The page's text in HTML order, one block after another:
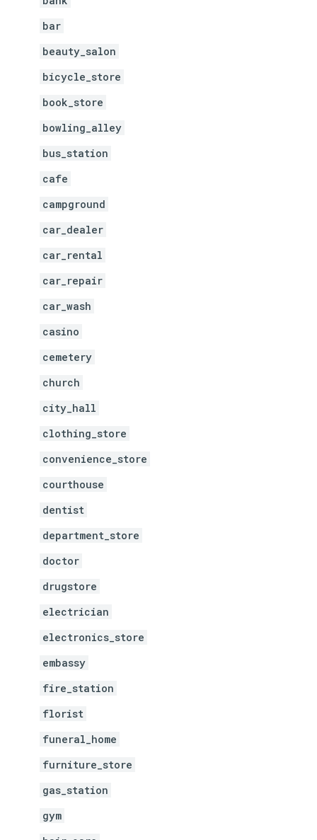
bar
beauty_salon
bicycle_store
book_store
bowling_alley
bus_station
cafe
campground
car_dealer
car_rental
car_repair
car_wash
casino
cemetery
church
city_hall
clothing_store
convenience_store
courthouse
dentist
department_store
doctor
drugstore
electrician
electronics_store
embassy
fire_station
florist
funeral_home
furniture_store
gas_station
gym